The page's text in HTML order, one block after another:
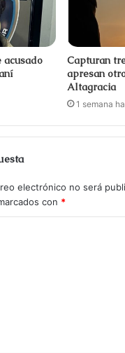
acusado
Capturan
apresan
Altagracia
1 semana
electrónico no será
con *